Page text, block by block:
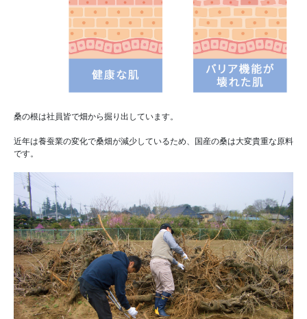
桑の根は社員皆で畑から掘り出しています。
近年は養蚕業の変化で桑畑が減少しているため、国産の桑は大変貴重な原料
です。